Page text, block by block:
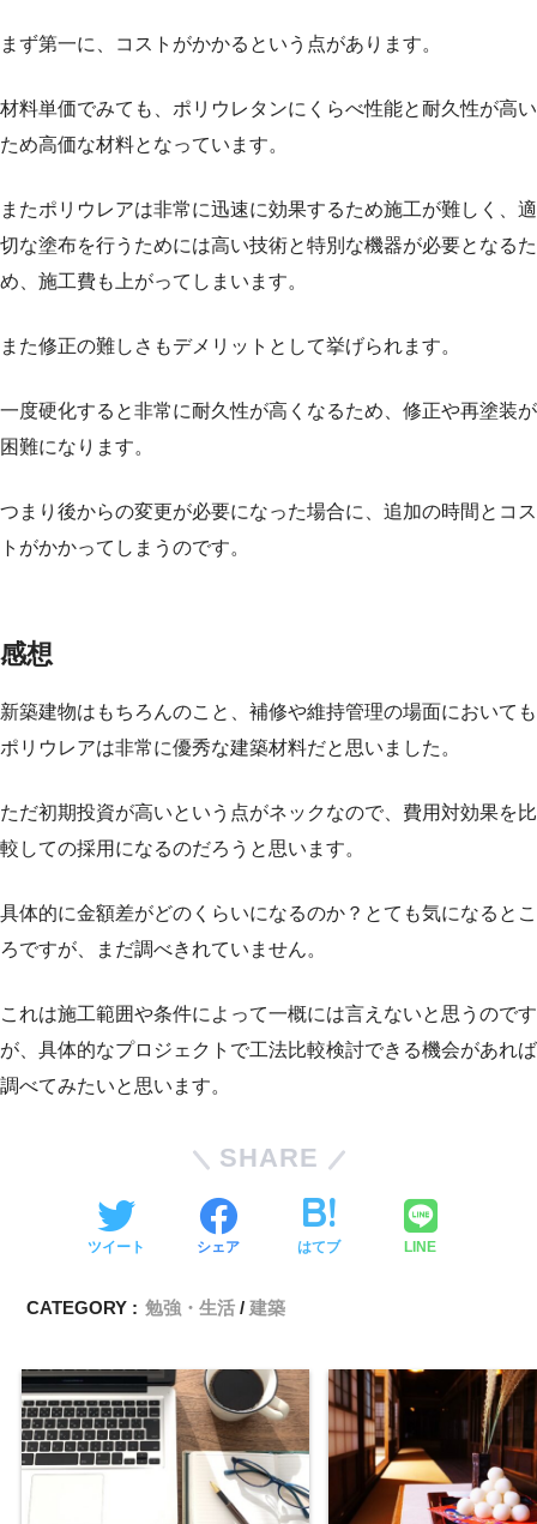
まず第一に、コストがかかるという点があります。
材料単価でみても、ポリウレタンにくらべ性能と耐久性が高い
ため高価な材料となっています。
またポリウレアは非常に迅速に効果するため施工が難しく、適
切な塗布を行うためには高い技術と特別な機器が必要となるた
め、施工費も上がってしまいます。
また修正の難しさもデメリットとして挙げられます。
一度硬化すると非常に耐久性が高くなるため、修正や再塗装が
困難になります。
つまり後からの変更が必要になった場合に、追加の時間とコス
トがかかってしまうのです。
感想
新築建物はもちろんのこと、補修や維持管理の場面においても
ポリウレアは非常に優秀な建築材料だと思いました。
ただ初期投資が高いという点がネックなので、費用対効果を比
較しての採用になるのだろうと思います。
具体的に金額差がどのくらいになるのか？とても気になるとこ
ろですが、まだ調べきれていません。
これは施工範囲や条件によって一概には言えないと思うのです
が、具体的なプロジェクトで工法比較検討できる機会があれば
調べてみたいと思います。
SHARE
ツイート シェア はてブ LINE
CATEGORY : 勉強・生活 建築